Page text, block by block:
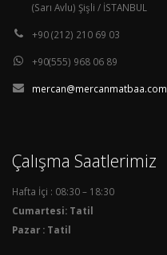
(Sarı Avlu) Şişli / İSTANBUL
+90 (212) 210 69 03
+90(555) 968 06 89
mercan@mercanmatbaa.com
Çalışma Saatlerimiz
Hafta İçi : 08:30 – 18:30
Cumartesi: Tatil
Pazar : Tatil